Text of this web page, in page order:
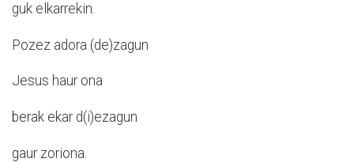
guk elkarrekin.
Pozez adora (de)zagun
Jesus haur ona
berak ekar d(i)ezagun
gaur zoriona.